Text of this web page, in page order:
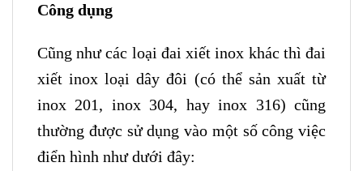
Công dụng
Cũng như các loại đai xiết inox khác thì đai
xiết inox loại dây đôi (có thể sản xuất từ
inox 201, inox 304, hay inox 316) cũng
thường được sử dụng vào một số công việc
điển hình như dưới đây: